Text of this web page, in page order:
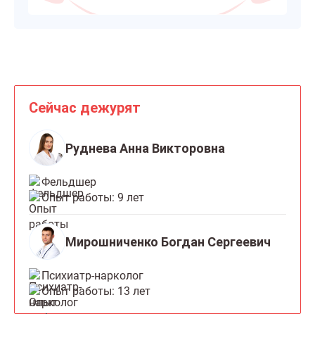
Сейчас дежурят
Руднева Анна Викторовна
Фельдшер
Опыт работы: 9 лет
Мирошниченко Богдан Сергеевич
Психиатр-нарколог
Опыт работы: 13 лет